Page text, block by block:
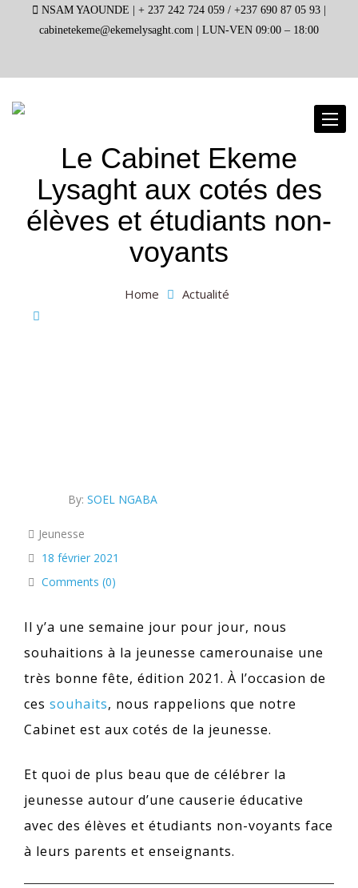
NSAM YAOUNDE | + 237 242 724 059 / +237 690 87 05 93 |
cabinetekeme@ekemelysaght.com | LUN-VEN 09:00 – 18:00
Le Cabinet Ekeme
Lysaght aux cotés des
élèves et étudiants non-
voyants
Home
Actualité
By: SOEL NGABA
Jeunesse
18 février 2021
Comments (0)
Il y’a une semaine jour pour jour, nous
souhaitions à la jeunesse camerounaise une
très bonne fête, édition 2021. À l’occasion de
ces souhaits, nous rappelions que notre
Cabinet est aux cotés de la jeunesse.
Et quoi de plus beau que de célébrer la
jeunesse autour d’une causerie éducative
avec des élèves et étudiants non-voyants face
à leurs parents et enseignants.